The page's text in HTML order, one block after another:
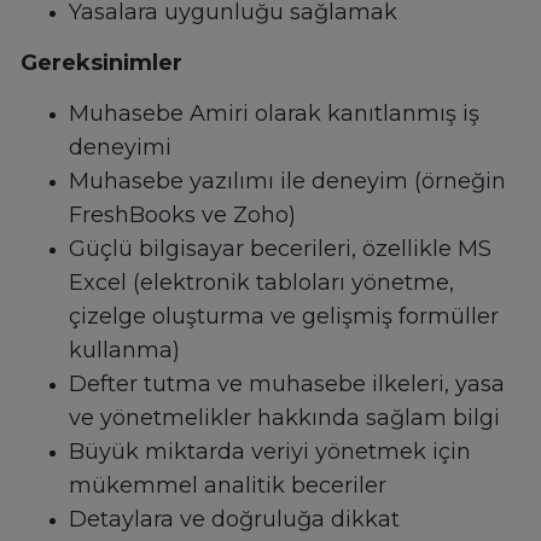
Yasalara uygunluğu sağlamak
Gereksinimler
Muhasebe Amiri olarak kanıtlanmış iş
deneyimi
Muhasebe yazılımı ile deneyim (örneğin
FreshBooks ve Zoho)
Güçlü bilgisayar becerileri, özellikle MS
Excel (elektronik tabloları yönetme,
çizelge oluşturma ve gelişmiş formüller
kullanma)
Defter tutma ve muhasebe ilkeleri, yasa
ve yönetmelikler hakkında sağlam bilgi
Büyük miktarda veriyi yönetmek için
mükemmel analitik beceriler
Detaylara ve doğruluğa dikkat